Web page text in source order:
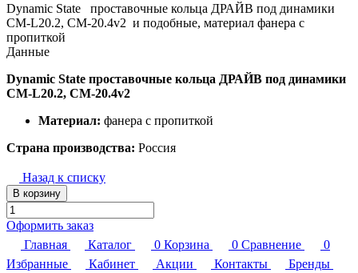
Dynamic State проставочные кольца ДРАЙВ под динамики
CM-L20.2, CM-20.4v2 и подобные, материал фанера с
пропиткой
Данные
Dynamic State проставочные кольца ДРАЙВ под динамики
CM-L20.2, CM-20.4v2
Материал: фанера с пропиткой
Страна производства: Россия
Назад к списку
В корзину
Оформить заказ
Главная
Каталог 0 Корзина 0 Сравнение
0
Избранные
Кабинет Акции Контакты
Бренды